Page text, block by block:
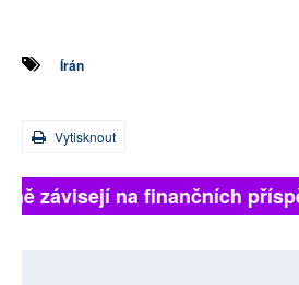
Írán
Vytisknout
závisejí na finančních